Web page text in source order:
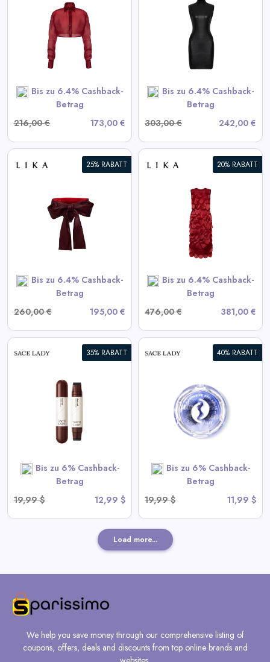
Bis zu 6.4% Cashback-
Betrag
216,00 €
173,00 €
Bis zu 6.4% Cashback-
Betrag
303,00 €
242,00 €
Schwarzes strukturiertes Mini-
View All LIKA Deals
SHOP NOW
25% RABATT
Bis zu 6.4% Cashback-
Betrag
260,00 €
195,00 €
20% RABATT
Bis zu 6.4% Cashback-
Betrag
476,00 €
381,00 €
Bordeaux Kleid mit
voluminösen Elementen
View All LIKA Deals
SHOP NOW
35% RABATT
Bis zu 6% Cashback-
Betrag
19,99 $
12,99 $
40% RABATT
Bis zu 6% Cashback-
Betrag
19,99 $
11,99 $
Selbstklebende Wimpern
View All Sace Lady Deals
SHOP NOW
Load more...
We help you save money through our comprehensive listing of
coupons, offers, deals and discounts from top online brands and